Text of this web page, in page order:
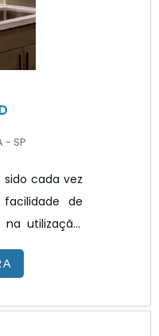
- SP
cada vez
de
utilização.
a mais
é um
para o